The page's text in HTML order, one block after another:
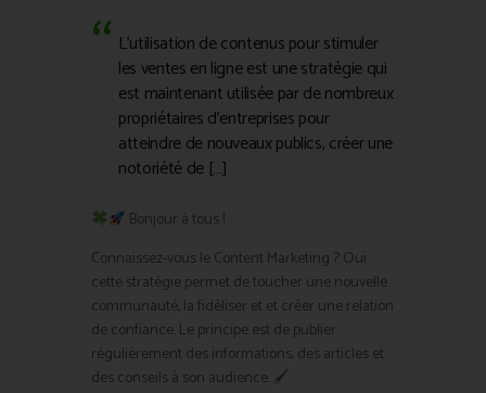
L’utilisation de contenus pour stimuler
les ventes en ligne est une stratégie qui
est maintenant utilisée par de nombreux
propriétaires d’entreprises pour
atteindre de nouveaux publics, créer une
notoriété de […]
Bonjour à tous !
Connaissez-vous le Content Marketing ? Oui
cette stratégie permet de toucher une nouvelle
communauté, la fidéliser et et créer une relation
de confiance. Le principe est de publier
régulièrement des informations, des articles et
des conseils à son audience. 🖌